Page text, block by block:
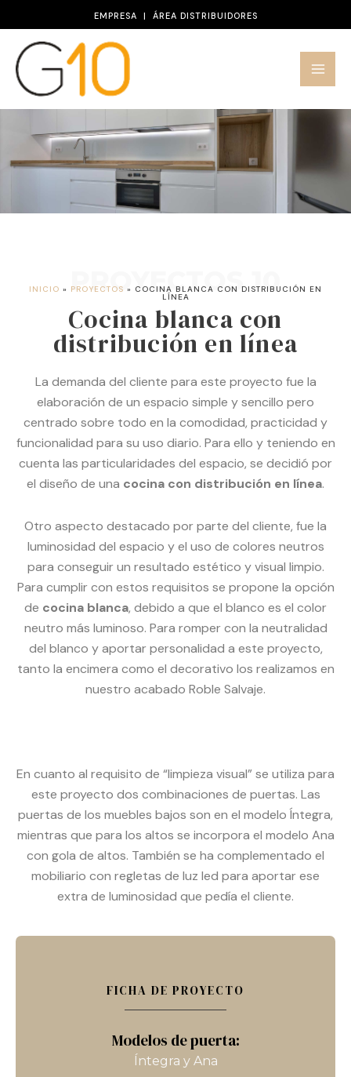
al
contenido
EMPRESA | ÁREA DISTRIBUIDORES
PROYECTOS 10
INICIO » PROYECTOS » COCINA BLANCA CON DISTRIBUCIÓN EN
LÍNEA
Cocina blanca con
distribución en línea
La demanda del cliente para este proyecto fue la
elaboración de un espacio simple y sencillo pero
centrado sobre todo en la comodidad, practicidad y
funcionalidad para su uso diario. Para ello y teniendo en
cuenta las particularidades del espacio, se decidió por
el diseño de una cocina con distribución en línea.
Otro aspecto destacado por parte del cliente, fue la
luminosidad del espacio y el uso de colores neutros
para conseguir un resultado estético y visual limpio.
Para cumplir con estos requisitos se propone la opción
de cocina blanca, debido a que el blanco es el color
neutro más luminoso. Para romper con la neutralidad
del blanco y aportar personalidad a este proyecto,
tanto la encimera como el decorativo los realizamos en
nuestro acabado Roble Salvaje.
En cuanto al requisito de “limpieza visual” se utiliza para
este proyecto dos combinaciones de puertas. Las
puertas de los muebles bajos son en el modelo Íntegra,
mientras que para los altos se incorpora el modelo Ana
con gola de altos. También se ha complementado el
mobiliario con regletas de luz led para aportar ese
extra de luminosidad que pedía el cliente.
FICHA DE PROYECTO
Modelos de puerta:
Íntegra y Ana